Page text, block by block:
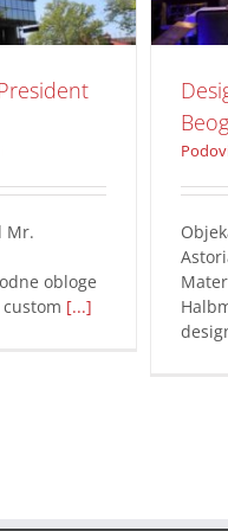
Mr.
obloge
[...]